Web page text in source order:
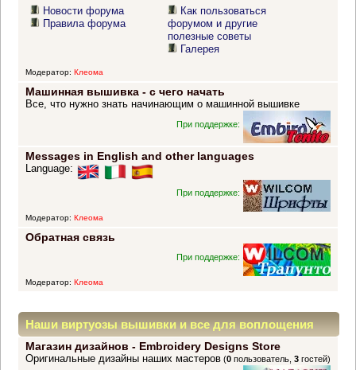
Новости форума
Правила форума
Как пользоваться
форумом и другие
полезные советы
Галерея
Модератор: Клеома
Машинная вышивка - с чего начать
Все, что нужно знать начинающим о машинной вышивке
При поддержке:
Messages in English and other languages
Language:
При поддержке:
Модератор: Клеома
Обратная связь
При поддержке:
Модератор: Клеома
Наши виртуозы вышивки и все для воплощения
прекрасных идей
Магазин дизайнов - Embroidery Designs Store
(0 пользователь,3 гостей)
Оригинальные дизайны наших мастеров